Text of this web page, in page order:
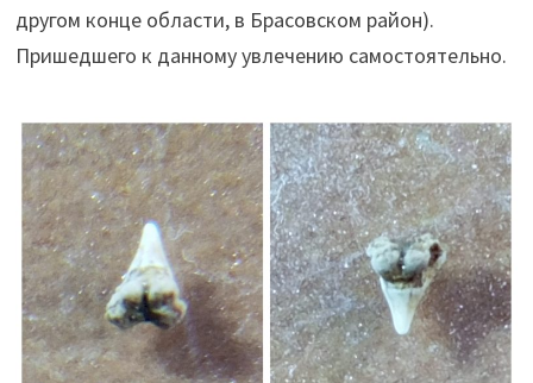
другом конце области, в Брасовском район).
Пришедшего к данному увлечению самостоятельно.